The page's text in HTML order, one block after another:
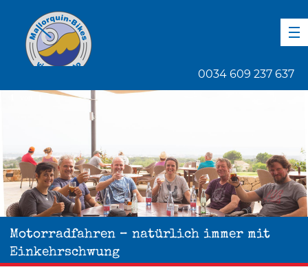
0034 609 237 637
Motorradfahren – natürlich immer mit
Einkehrschwung